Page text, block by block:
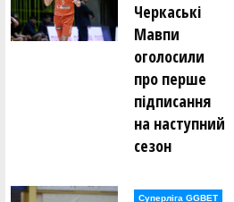
Артем Сліпенчук (SHTOPKE
Олексій Солов'ян (ДИМ (Київ))
Олексій Соловйов (ШАМАНИ
Володимир Співак (SHTOPKE
Володимир Старіковський
Черкаські
Мавпи
оголосили
про перше
підписання
на наступний
сезон
Суперліга GGBET